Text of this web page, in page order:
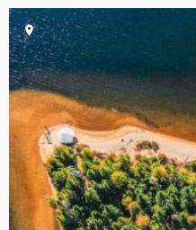
Le Parc national de la
rêvé pour les amoureux